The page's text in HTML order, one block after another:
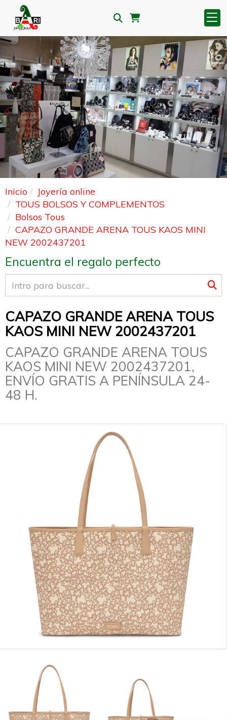
Anterior
Inicio
Joyería online
TOUS BOLSOS Y COMPLEMENTOS
Bolsos Tous
CAPAZO GRANDE ARENA TOUS KAOS MINI
NEW 2002437201
Encuentra el regalo perfecto
CAPAZO GRANDE ARENA TOUS
KAOS MINI NEW 2002437201
CAPAZO GRANDE ARENA TOUS
KAOS MINI NEW 2002437201,
ENVÍO GRATIS A PENÍNSULA 24-
48 H.